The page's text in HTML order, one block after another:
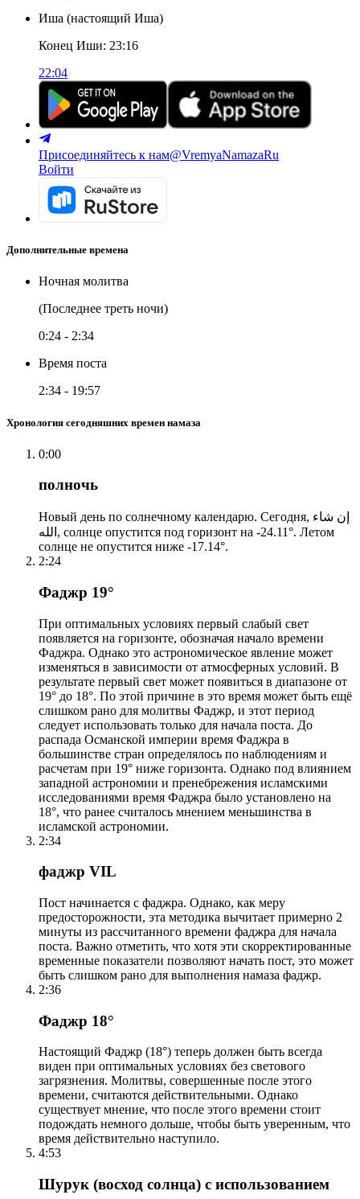
Иша (настоящий Иша)
Конец Иши: 23:16
22:04
Присоединяйтесь к нам@VremyaNamazaRu
Войти
Дополнительные времена
Ночная молитва
(Последнее треть ночи)
0:24 - 2:34
Время поста
2:34 - 19:57
Хронология сегодняшних времен намаза
0:00
полночь
Новый день по солнечному календарю. Сегодня, إن شاء
الله, солнце опустится под горизонт на -24.11°. Летом
солнце не опустится ниже -17.14°.
2:24
Фаджр 19°
При оптимальных условиях первый слабый свет
появляется на горизонте, обозначая начало времени
Фаджра. Однако это астрономическое явление может
изменяться в зависимости от атмосферных условий. В
результате первый свет может появиться в диапазоне от
19° до 18°. По этой причине в это время может быть ещё
слишком рано для молитвы Фаджр, и этот период
следует использовать только для начала поста. До
распада Османской империи время Фаджра в
большинстве стран определялось по наблюдениям и
расчетам при 19° ниже горизонта. Однако под влиянием
западной астрономии и пренебрежения исламскими
исследованиями время Фаджра было установлено на
18°, что ранее считалось мнением меньшинства в
исламской астрономии.
2:34
фаджр VIL
Пост начинается с фаджра. Однако, как меру
предосторожности, эта методика вычитает примерно 2
минуты из рассчитанного времени фаджра для начала
поста. Важно отметить, что хотя эти скорректированные
временные показатели позволяют начать пост, это может
быть слишком рано для выполнения намаза фаджр.
2:36
Фаджр 18°
Настоящий Фаджр (18°) теперь должен быть всегда
виден при оптимальных условиях без светового
загрязнения. Молитвы, совершенные после этого
времени, считаются действительными. Однако
существует мнение, что после этого времени стоит
подождать немного дольше, чтобы быть уверенным, что
время действительно наступило.
4:53
Шурук (восход солнца) с использованием